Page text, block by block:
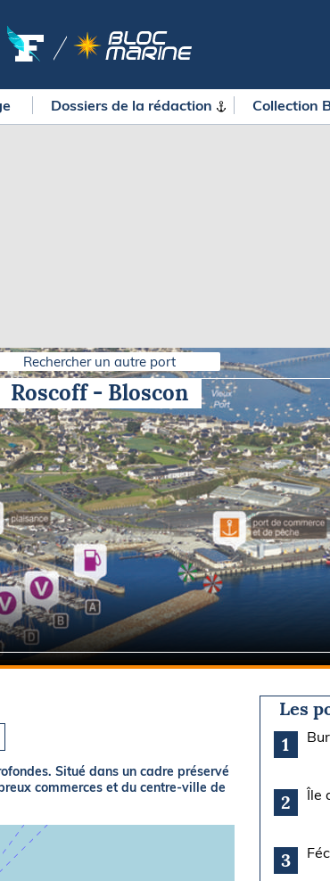
La newsletter
METEO CONSULT Marine
Briefings
FLASH INFO
Dossiers de la rédaction Collection
Rechercher un autre port
Roscoff - Bloscon
Les
1
2 Île
3
Situé dans un cadre préservé
commerces et du centre-ville de